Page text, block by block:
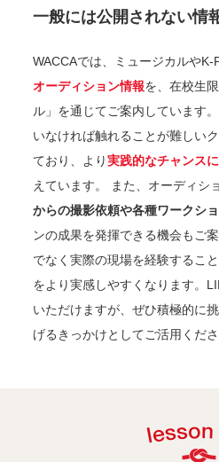
一般には公開されない情
WACCAでは、ミュージカルや
オーディション情報を、在校生
ル」を通じてご案内しています
いなければ触れることが難しい
ており、より実践的なチャンス
えています。 また、オーディシ
からの撮影依頼や各種ワークシ
ンの成果を発揮できる機会もご
でなく実際の現場を経験するこ
をより実感しやすくなります。
いただけますが、ぜひ積極的に
げるきっかけとしてご活用くださ